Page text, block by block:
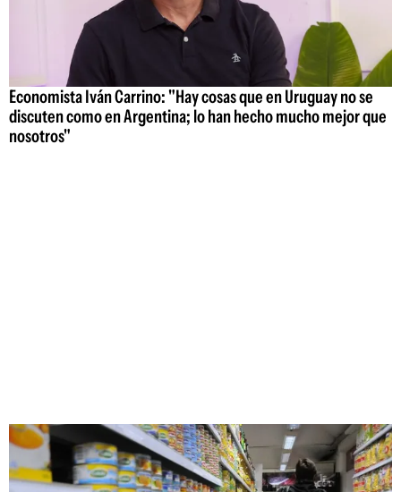
Economista Iván Carrino: "Hay cosas que en Uruguay no se
discuten como en Argentina; lo han hecho mucho mejor que
nosotros"